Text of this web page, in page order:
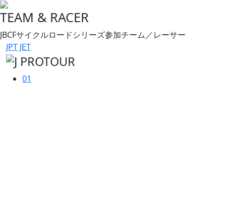
TEAM & RACER
JBCFサイクルロードシリーズ参加チーム／レーサー
JPT JET
01